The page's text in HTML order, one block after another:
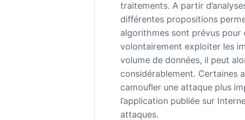
traitements. A partir
différentes propositions
algorithmes sont prévus pour
volontairement exploiter les
volume de données, il peut
considérablement. Certaines
camoufler une attaque plus
l’application publiée sur
attaques.